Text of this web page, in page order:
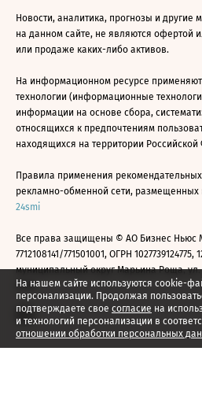
На нашем сайте используются cookie-
персонализации. Продолжая
подтверждаете свое согласие на
и технологий персонализации в
отношении обработки персональных
Новости, аналитика, прогнозы и другие
на данном сайте, не являются офертой
или продаже каких-либо активов.
На информационном ресурсе
технологии (информационные
информации на основе сбора,
относящихся к предпочтениям
находящихся на территории
Правила применения
рекламно-обменной сети, размещенных
24smi
Все права защищены © АО Бизнес
7712108141/771501001, ОГРН 1027739124775,
муниципальный округ Марьина Роща, ул.
2026